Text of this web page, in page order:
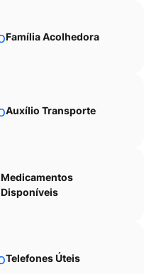
Família Acolhedora
Auxílio Transporte
Medicamentos
Disponíveis
Telefones Úteis